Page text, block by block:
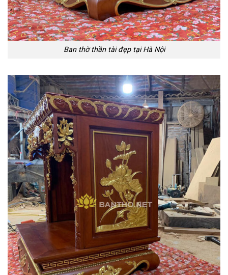
Ban thờ thần tài đẹp tại Hà Nội